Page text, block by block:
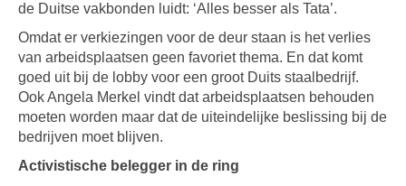
de Duitse vakbonden luidt: ‘Alles besser als Tata’.
Omdat er verkiezingen voor de deur staan is het verlies
van arbeidsplaatsen geen favoriet thema. En dat komt
goed uit bij de lobby voor een groot Duits staalbedrijf.
Ook Angela Merkel vindt dat arbeidsplaatsen behouden
moeten worden maar dat de uiteindelijke beslissing bij de
bedrijven moet blijven.
Activistische belegger in de ring